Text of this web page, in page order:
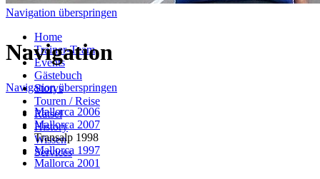
Navigation überspringen
Home
Trainer-Team
Events
Gästebuch
Storys
Touren / Reise
Rätsel
History
Wissen
Services
Navigation
Navigation überspringen
Mallorca 2006
Mallorca 2007
Transalp 1998
Mallorca 1997
Mallorca 2001